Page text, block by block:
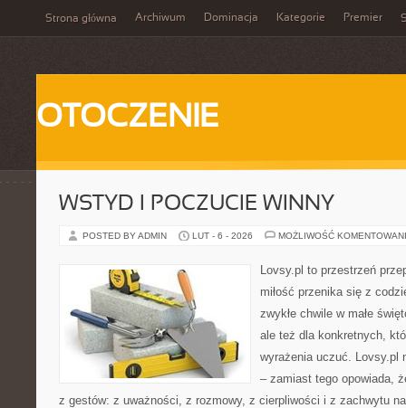
Strona główna Archiwum Dominacja Kategorie Premier
OTOCZENIE
WSTYD I POCZUCIE WINNY
POSTED BY ADMIN LUT - 6 - 2026 MOŻLIWOŚĆ
Lovsy.pl to przestrzeń
miłość przenika się z
zwykłe chwile w małe
ale też dla konkretnych,
wyrażenia uczuć. Lovsy.pl
– zamiast tego opowiada,
z gestów: z uważności, z rozmowy, z cierpliwości i z zachwytu